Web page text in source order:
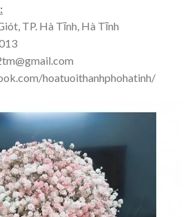
TP. Hà Tĩnh, Hà Tĩnh
hoatuoithanhphohatinh/